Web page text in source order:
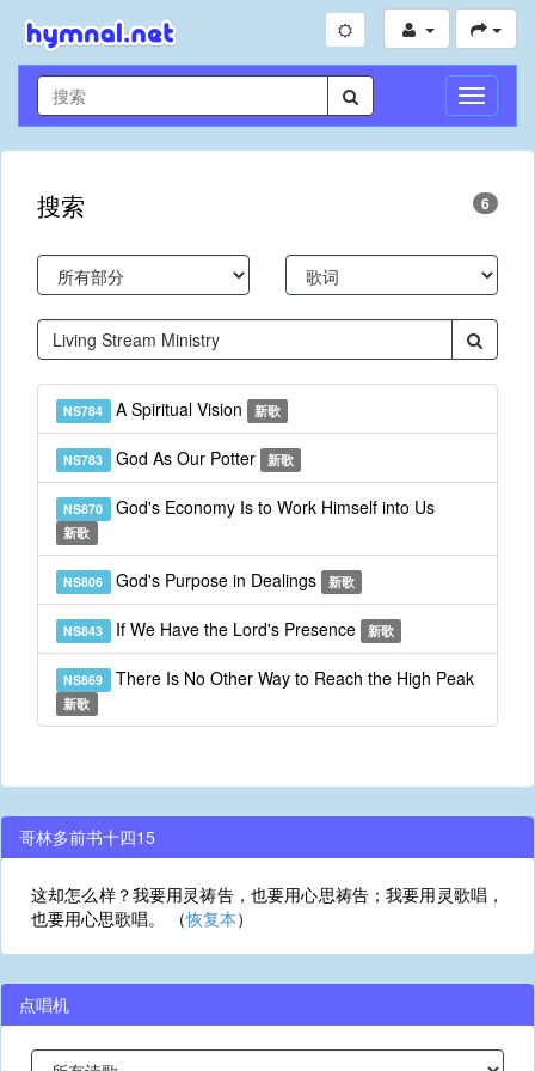
切
换
导
搜索 6
NS784 A Spiritual Vision 新歌
NS783 God As Our Potter 新歌
NS870 God's Economy Is to Work Himself into Us
新歌
NS806 God's Purpose in Dealings 新歌
NS843 If We Have the Lord's Presence 新歌
NS869 There Is No Other Way to Reach the High Peak
新歌
哥林多前书十四15
这却怎么样？我要用灵祷告，也要用心思祷告；我要用灵歌唱，
也要用心思歌唱。 （恢复本）
点唱机